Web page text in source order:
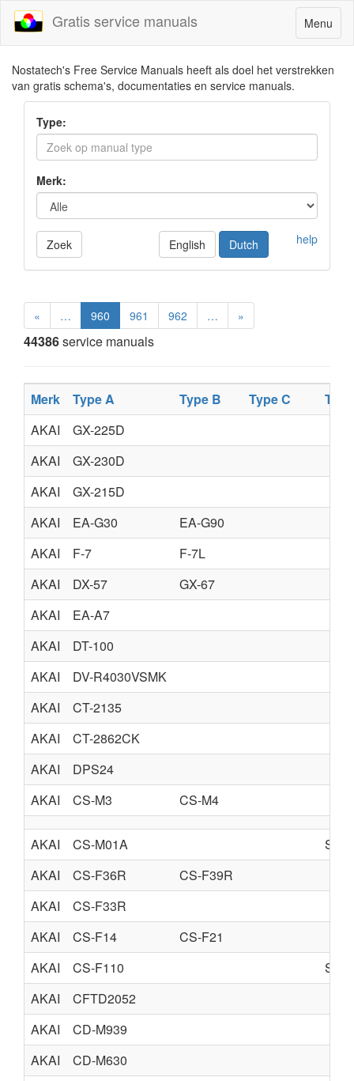
Toggle
navigation
Menu
Gratis service manuals
Nostatech's Free Service Manuals heeft als doel het verstrekken
van gratis schema's, documentaties en service manuals.
Type:
Merk:
Zoek help
English Dutch
« … 960 961 962 … »
44386service manuals
Merk Type A Type B Type C
AKAI
GX-225D
AKAI
GX-230D
AKAI
GX-215D
AKAI
EA-G30
EA-G90
AKAI
F-7
F-7L
AKAI
DX-57
GX-67
AKAI
EA-A7
AKAI
DT-100
AKAI
DV-R4030VSMK
AKAI
CT-2135
AKAI
CT-2862CK
AKAI
DPS24
AKAI
CS-M3 CS-M4
AKAI CS-M01A
AKAI
CS-F36R
CS-F39R
AKAI
CS-F33R
AKAI
CS-F14
CS-F21
AKAI
CS-F110
AKAI
CFTD2052
AKAI
CD-M939
AKAI
CD-M630